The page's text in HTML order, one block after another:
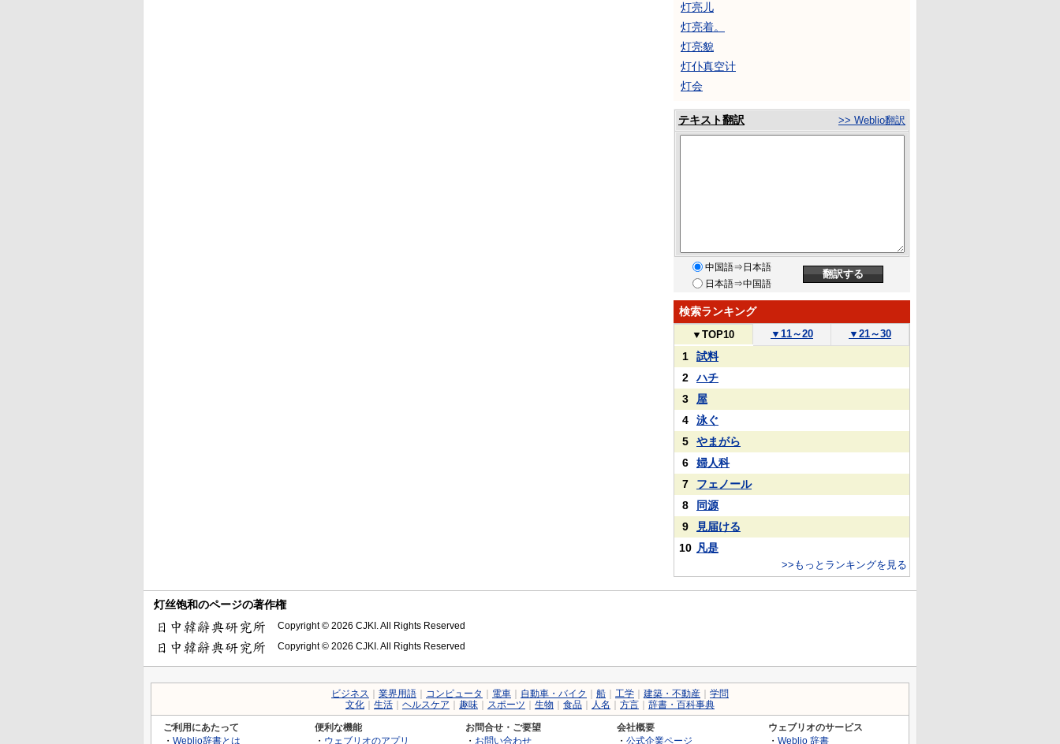
灯亮儿
灯亮着。
灯亮貌
灯仆真空计
灯会
テキスト翻訳 >> Weblio翻訳
中国語⇒日本語
日本語⇒中国語
検索ランキング
▼ TOP10 ▼ 11～20 ▼ 21～30
1
試料
2
ハチ
3
屋
4
泳ぐ
5
やまがら
6
婦人科
7
フェノール
8
同源
9
見届ける
10 凡是
>>もっとランキングを見る
灯丝饱和のページの著作権
Copyright © 2026 CJKI. All Rights Reserved
Copyright © 2026 CJKI. All Rights Reserved
ビジネス 業界用語 コンピュータ 電車 自動車・バイク 船 工学 建築・不動産
学問
文化
生活 ヘルスケア 趣味 スポーツ 生物 食品 人名 方言 辞書・百科事典
ご利用にあたって
・ Weblio辞書とは
便利な機能
・ ウェブリオのアプリ
お問合せ・ご要望
・ お問い合わせ
会社概要
・ 公式企業ページ
ウェブリオのサービス
・ Weblio 辞書